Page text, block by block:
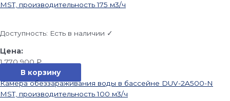
MST, производительность 175 м3/ч
Доступность: Есть в наличии ✓
1 770 900₽
В корзину
Камера обеззараживания воды в бассейне DUV-2A500-N
MST, производительность 100 м3/ч